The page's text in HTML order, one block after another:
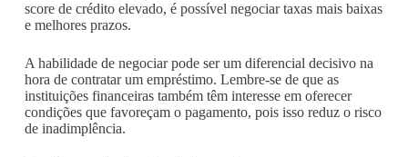
score de crédito elevado, é possível negociar taxas mais baixas
e melhores prazos.
A habilidade de negociar pode ser um diferencial decisivo na
hora de contratar um empréstimo. Lembre-se de que as
instituições financeiras também têm interesse em oferecer
condições que favoreçam o pagamento, pois isso reduz o risco
de inadimplência.